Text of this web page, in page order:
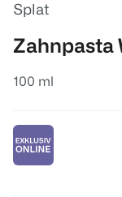
Splat
Zahnpasta
100 ml